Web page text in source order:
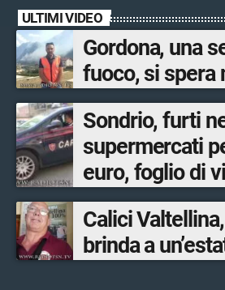
ULTIMI VIDEO
Gordona, una
fuoco, si spera
Sondrio, furti
supermercati
euro, foglio di
ventinovenne
Calici
brinda a